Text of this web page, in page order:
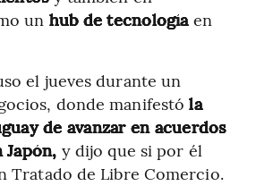
un hub de tecnologíaen
el jueves durante un
donde manifestóla
de avanzar en acuerdos
y dijo que si por él
Tratado de Libre Comercio.